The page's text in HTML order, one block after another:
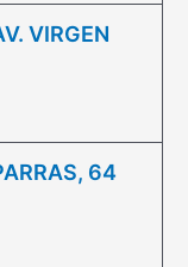
VIRGEN
64